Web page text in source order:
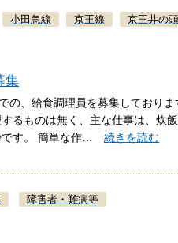
小田急線 京王線 京王井の
集
の、給食調理員を募集しており
るものは無く、主な仕事は、炊
です。 簡単な作… 続きを読む
障害者・難病等